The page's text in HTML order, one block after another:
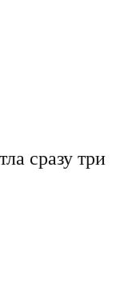
сразу три